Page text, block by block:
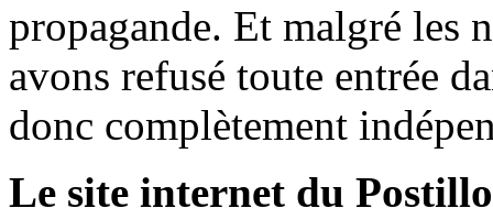
propagande. Et malgré les
avons refusé toute entrée
donc complètement
Le site internet du